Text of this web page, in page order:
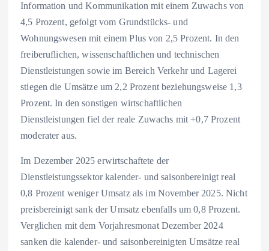
Information und Kommunikation mit einem Zuwachs von
4,5 Prozent, gefolgt vom Grundstücks- und
Wohnungswesen mit einem Plus von 2,5 Prozent. In den
freiberuflichen, wissenschaftlichen und technischen
Dienstleistungen sowie im Bereich Verkehr und Lagerei
stiegen die Umsätze um 2,2 Prozent beziehungsweise 1,3
Prozent. In den sonstigen wirtschaftlichen
Dienstleistungen fiel der reale Zuwachs mit +0,7 Prozent
moderater aus.
Im Dezember 2025 erwirtschaftete der
Dienstleistungssektor kalender- und saisonbereinigt real
0,8 Prozent weniger Umsatz als im November 2025. Nicht
preisbereinigt sank der Umsatz ebenfalls um 0,8 Prozent.
Verglichen mit dem Vorjahresmonat Dezember 2024
sanken die kalender- und saisonbereinigten Umsätze real